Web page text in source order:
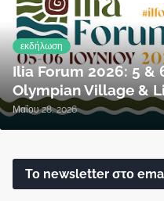
εκδήλωση
Ilia Forum 2026: 5 &
Olympian Village &
Μαΐου 28, 2026
Το newsletter στο